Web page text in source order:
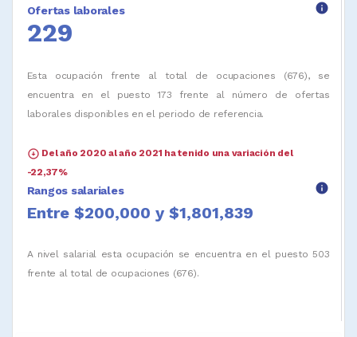
Ofertas laborales info
229
Esta ocupación frente al total de ocupaciones (676), se
encuentra en el puesto 173 frente al número de ofertas
laborales disponibles en el periodo de referencia.
arrow_circle_down Del año 2020 al año 2021 ha tenido una variación del
-22,37%
Rangos salariales info
Entre $200,000 y $1,801,839
A nivel salarial esta ocupación se encuentra en el puesto 503
frente al total de ocupaciones (676).